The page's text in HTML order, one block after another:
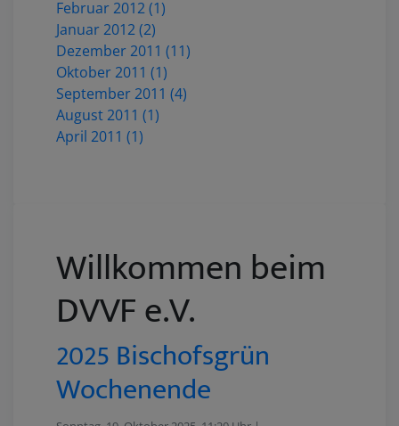
Februar 2012 (1)
Januar 2012 (2)
Dezember 2011 (11)
Oktober 2011 (1)
September 2011 (4)
August 2011 (1)
April 2011 (1)
Willkommen beim
DVVF e.V.
2025 Bischofsgrün
Wochenende